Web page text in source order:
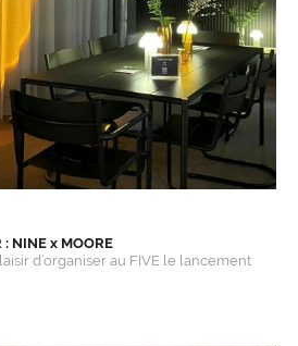
: NINE x MOORE
d’organiser au FIVE le lancement